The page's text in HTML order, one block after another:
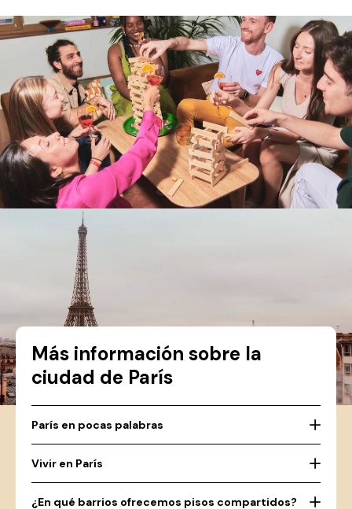
Más información sobre la
ciudad de París
París en pocas palabras
Vivir en París
¿En qué barrios ofrecemos pisos compartidos?